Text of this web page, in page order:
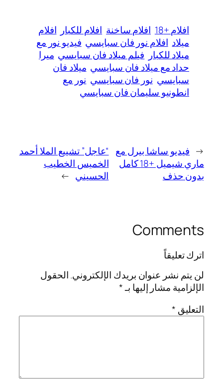
افلام +18 افلام ساخنة افلام للكبار افلام
ميلاد افلام نور فان سبايسي فيديو نور مع
ميلاد للكبار فيلم ميلاد فان سبايسي ميرا
حداد مع ميلاد فان سبايسي ميلاد فان
سبايسي نور فان سبايسي نور مع
انطونيو سليمان فان سبايسي
← فيديو ساشا بيرل مع
ماري شيميل +18 كامل
بدون حذف
“عاجل” تشييع الملا أحمد
الخميس الخطيب
الحسيني →
Comments
اترك تعليقاً
لن يتم نشر عنوان بريدك الإلكتروني.الحقول
الإلزامية مشار إليها بـ*
التعليق *